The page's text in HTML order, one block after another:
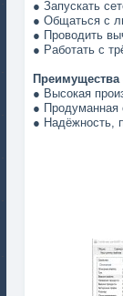
● Запускать
● Общаться с
● Проводить
● Работать с
Преимущества
● Высокая
● Продуманная
● Надёжность,